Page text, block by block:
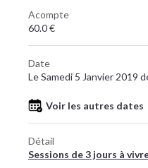
Acompte
60.0 €
Date
Le Samedi 5 Janvier 2019
Voir les autres dates
Détail
Sessions de 3 jours à